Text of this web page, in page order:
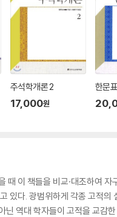
주석학개론 2
17,000원
한문
이 책들을 비교·대조하여
있다. 광범위하게 각종 고적
역대 학자들이 고적을 교감